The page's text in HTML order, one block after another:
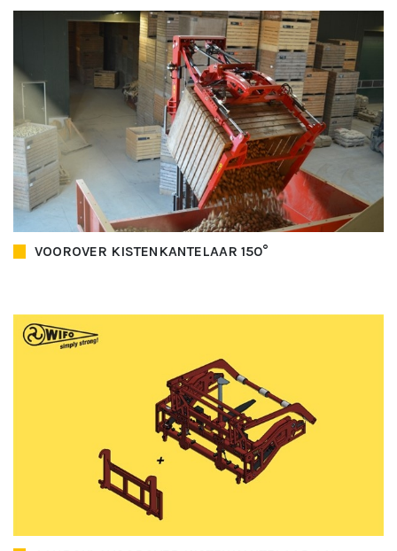
VOOROVER KISTENKANTELAAR 150°